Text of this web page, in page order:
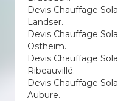
Devis Chauffage
Landser.
Devis Chauffage
Ostheim.
Devis Chauffage
Ribeauvillé.
Devis Chauffage
Aubure.